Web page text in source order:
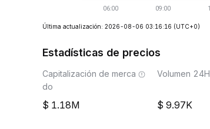
Última actualización: 2026-08-06 03:16:16 (UTC+0)
Estadísticas de precios
Capitalización de merca
do
1.18M
Volumen 24H
9.97K